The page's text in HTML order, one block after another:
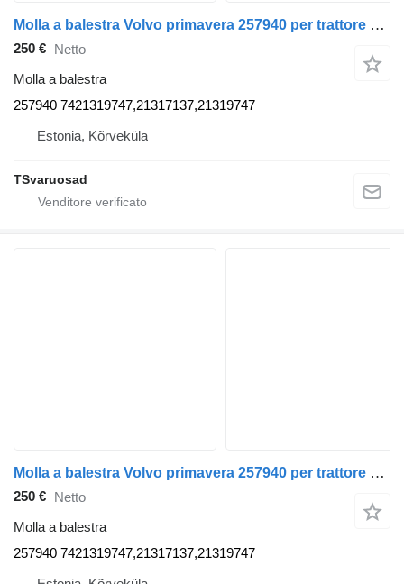
Molla a balestra Volvo primavera 257940 per trattore stradale Volvo FH
250 € Netto
Molla a balestra
257940 7421319747,21317137,21319747
Estonia, Kõrveküla
TSvaruosad
Molla a balestra Volvo primavera 257940 per trattore stradale Volvo FH
250 € Netto
Molla a balestra
257940 7421319747,21317137,21319747